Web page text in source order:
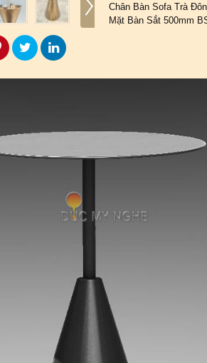
Chân Bàn Sofa Trà
Mặt Bàn Sắt 500mm